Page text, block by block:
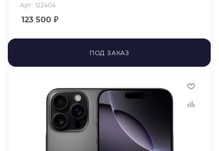
Арт.: 122404
123 500 ₽
ПОД ЗАКАЗ